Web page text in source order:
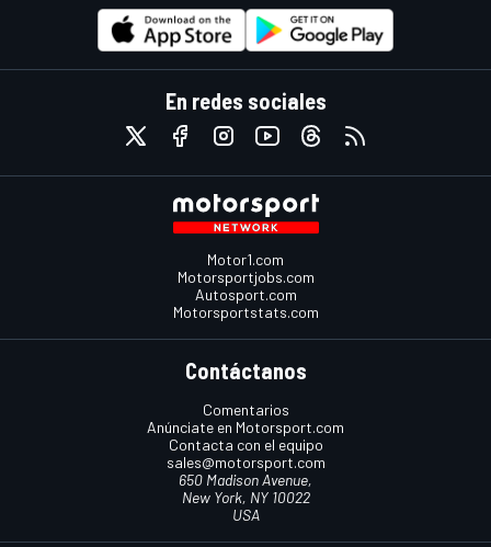
En redes sociales
Motor1.com
Motorsportjobs.com
Autosport.com
Motorsportstats.com
Contáctanos
Comentarios
Anúnciate en Motorsport.com
Contacta con el equipo
sales@motorsport.com
650 Madison Avenue,
New York, NY 10022
USA